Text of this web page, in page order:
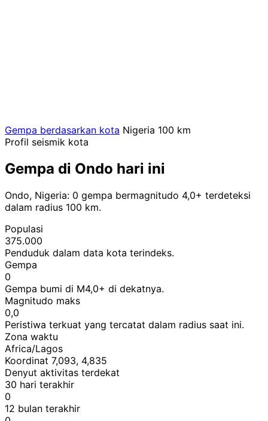
Gempa berdasarkan kota Nigeria 100 km
Profil seismik kota
Gempa di Ondo hari ini
Ondo, Nigeria: 0 gempa bermagnitudo 4,0+ terdeteksi
dalam radius 100 km.
Populasi
375.000
Penduduk dalam data kota terindeks.
Gempa
0
Gempa bumi di M4,0+ di dekatnya.
Magnitudo maks
0,0
Peristiwa terkuat yang tercatat dalam radius saat ini.
Zona waktu
Africa/Lagos
Koordinat 7,093, 4,835
Denyut aktivitas terdekat
30 hari terakhir
0
12 bulan terakhir